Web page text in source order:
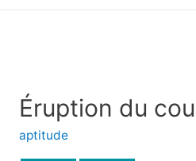
Éruption du cou |
aptitude